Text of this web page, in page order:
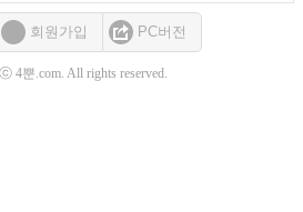
회원가입 PC버전
4뿐.com. All rights reserved.